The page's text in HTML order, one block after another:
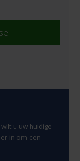
u uw huidige
in om een